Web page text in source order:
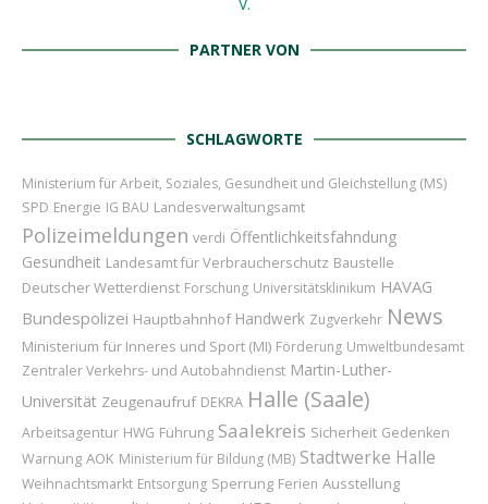
PARTNER VON
SCHLAGWORTE
Ministerium für Arbeit, Soziales, Gesundheit und Gleichstellung (MS)
SPD Energie IG BAU Landesverwaltungsamt
Polizeimeldungen verdi Öffentlichkeitsfahndung
Gesundheit Landesamt für Verbraucherschutz Baustelle
Deutscher Wetterdienst Forschung Universitätsklinikum HAVAG
Bundespolizei Hauptbahnhof Handwerk Zugverkehr News
Ministerium für Inneres und Sport (MI) Förderung Umweltbundesamt
Zentraler Verkehrs- und Autobahndienst Martin-Luther-
Universität Zeugenaufruf DEKRA Halle (Saale)
Arbeitsagentur HWG Führung Saalekreis Sicherheit Gedenken
Warnung AOK Ministerium für Bildung (MB) Stadtwerke Halle
Weihnachtsmarkt Entsorgung Sperrung Ferien Ausstellung